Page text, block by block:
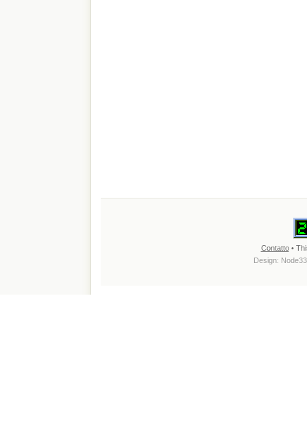
Contatto•
Design: Node33